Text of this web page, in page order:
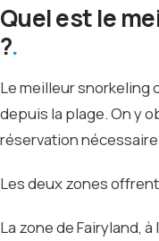
Quel est le
?
Le meilleur snorkeling
depuis la plage. On y
réservation
Les deux zones
La zone de Fairyland,